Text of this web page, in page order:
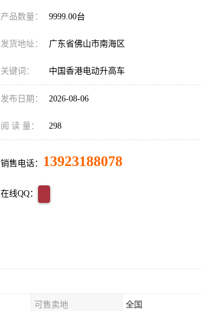
产品数量： 9999.00台
发货地址： 广东省佛山市南海区
关键词： 中国香港电动升高车
发布日期： 2026-08-06
阅 读 量： 298
销售电话： 13923188078
在线QQ：
可售卖地 全国